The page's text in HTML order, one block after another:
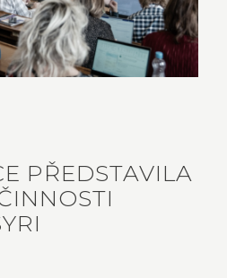
PŘEDSTAVILA